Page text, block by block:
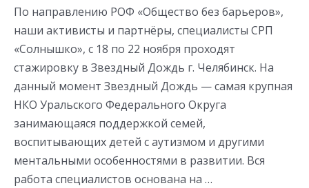
По направлению РОФ «Общество без барьеров»,
наши активисты и партнёры, специалисты СРП
«Солнышко», с 18 по 22 ноября проходят
стажировку в Звездный Дождь г. Челябинск. На
данный момент Звездный Дождь — самая крупная
НКО Уральского Федерального Округа
занимающаяся поддержкой семей,
воспитывающих детей с аутизмом и другими
ментальными особенностями в развитии. Вся
работа специалистов основана на …